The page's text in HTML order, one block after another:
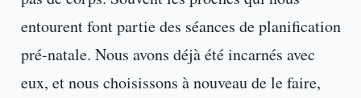
entourent font partie des séances de planification
pré-natale. Nous avons déjà été incarnés avec
eux, et nous choisissons à nouveau de le faire,